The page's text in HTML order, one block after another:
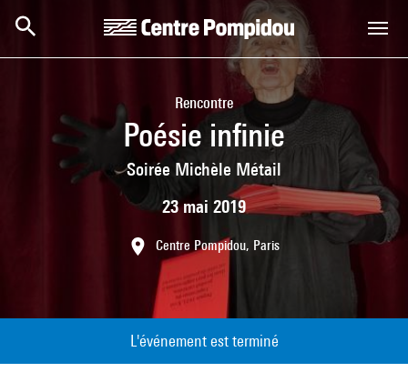
Rencontre
Poésie infinie
Soirée Michèle Métail
23 mai 2019
Centre Pompidou, Paris
L'événement est terminé